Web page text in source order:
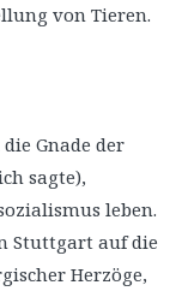
von Tieren.
Gnade der
sagte),
leben.
Stuttgart auf die
Herzöge,